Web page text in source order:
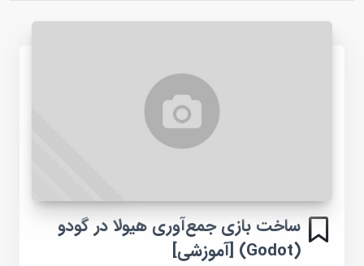
ساخت بازی جمع‌آوری هیولا در گودو
(Godot) [آموزشی]